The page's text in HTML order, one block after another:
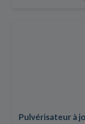
Pulvérisateur à